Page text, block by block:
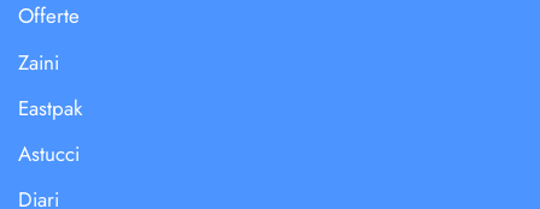
Offerte
Zaini
Eastpak
Astucci
Diari